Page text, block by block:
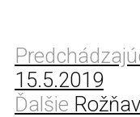
15.5.2019
Ďalšie